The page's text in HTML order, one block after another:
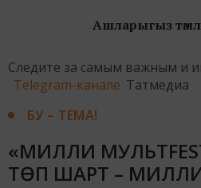
Ашларыгыз
Следите за самым важным и
Telegram-канале Татмедиа
БУ – ТЕМА!
«МИЛЛИ
ТӨП ШАРТ –